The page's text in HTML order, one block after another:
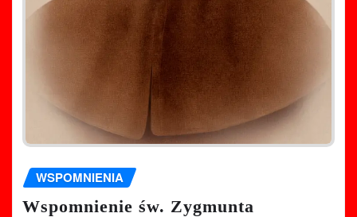
WSPOMNIENIA
Wspomnienie św. Zygmunta